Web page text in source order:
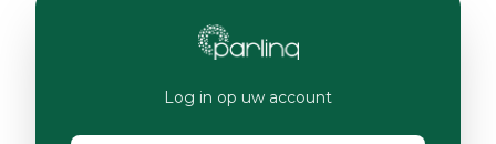
Log in op uw account